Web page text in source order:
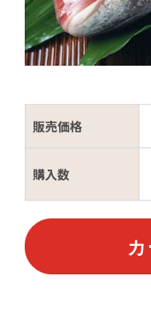
販売価格
購入数